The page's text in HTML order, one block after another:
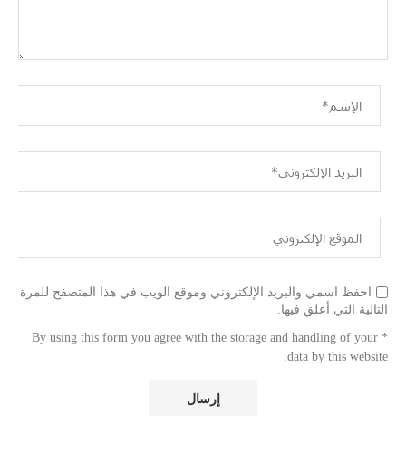
احفظ اسمي والبريد الإلكتروني وموقع الويب في هذا المتصفح للمرة
التالية التي أعلق فيها.
* By using this form you agree with the storage and handling of your
data by this website.